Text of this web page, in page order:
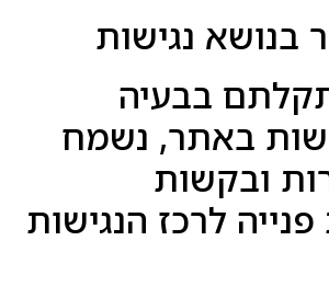
בנושא נגישות
בבעיה
באתר, נשמח
ובקשות
לרכז הנגישות